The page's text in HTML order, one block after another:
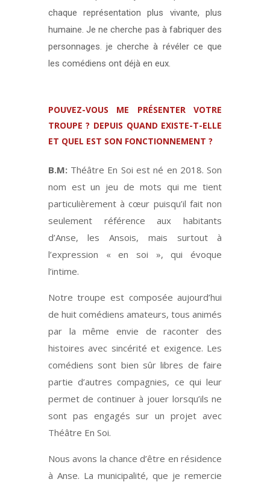
chaque représentation plus vivante, plus
humaine. Je ne cherche pas à fabriquer des
personnages. je cherche à révéler ce que
les comédiens ont déjà en eux.
POUVEZ-VOUS ME PRÉSENTER VOTRE
TROUPE ? DEPUIS QUAND EXISTE-T-ELLE
ET QUEL EST SON FONCTIONNEMENT ?
B.M:Théâtre En Soi est né en 2018. Son
nom est un jeu de mots qui me tient
particulièrement à cœur puisqu’il fait non
seulement référence aux habitants
d’Anse, les Ansois, mais surtout à
l’expression « en soi », qui évoque
l’intime.
Notre troupe est composée aujourd’hui
de huit comédiens amateurs, tous animés
par la même envie de raconter des
histoires avec sincérité et exigence. Les
comédiens sont bien sûr libres de faire
partie d’autres compagnies, ce qui leur
permet de continuer à jouer lorsqu’ils ne
sont pas engagés sur un projet avec
Théâtre En Soi.
Nous avons la chance d’être en résidence
à Anse. La municipalité, que je remercie